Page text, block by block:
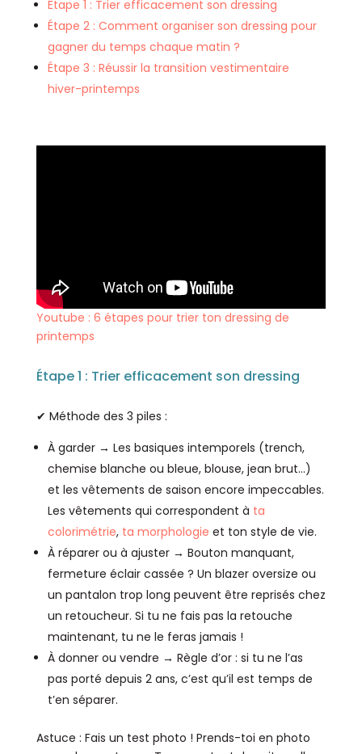
Étape 1 : Trier efficacement son dressing
Étape 2 : Comment organiser son dressing pour
gagner du temps chaque matin ?
Étape 3 : Réussir la transition vestimentaire
hiver-printemps
Youtube : 6 étapes pour trier ton dressing de
printemps
Étape 1 : Trier efficacement son dressing
✔ Méthode des 3 piles :
À garder → Les basiques intemporels (trench,
chemise blanche ou bleue, blouse, jean brut…)
et les vêtements de saison encore impeccables.
Les vêtements qui correspondent à ta
colorimétrie, ta morphologie et ton style de vie.
À réparer ou à ajuster → Bouton manquant,
fermeture éclair cassée ? Un blazer oversize ou
un pantalon trop long peuvent être reprisés chez
un retoucheur. Si tu ne fais pas la retouche
maintenant, tu ne le feras jamais !
À donner ou vendre → Règle d’or : si tu ne l’as
pas porté depuis 2 ans, c’est qu’il est temps de
t’en séparer.
Astuce : Fais un test photo ! Prends-toi en photo